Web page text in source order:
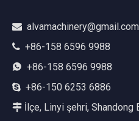
 alvamachinery@gmail.com
 +86-158 6596 9988
 +86-158 6596 9988
 +86-150 6253 6886
 İlçe, Linyi şehri,